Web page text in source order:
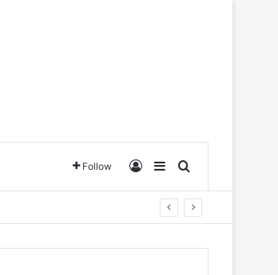
Follow Log InSidebarSearch for